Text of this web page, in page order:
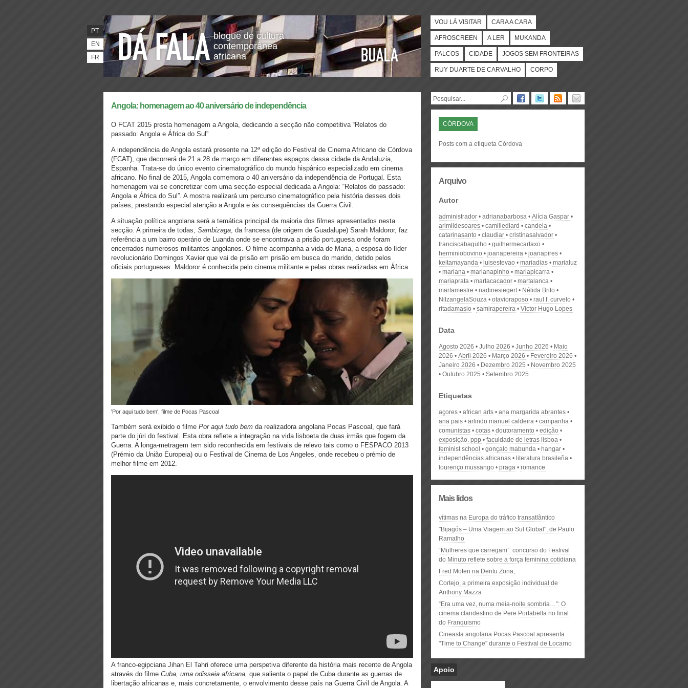
blogue de cultura
contemporânea
africana
PT
EN
FR
VOU LÁ VISITAR CARA A CARA
AFROSCREEN A LER MUKANDA
PALCOS CIDADE JOGOS SEM FRONTEIRAS
RUY DUARTE DE CARVALHO CORPO
Angola: homenagem ao 40 aniversário de independência
O FCAT 2015 presta homenagem a Angola, dedicando a secção não competitiva “Relatos do
passado: Angola e África do Sul”
A independência de Angola estará presente na 12ª edição do Festival de Cinema Africano de Córdova
(FCAT), que decorrerá de 21 a 28 de março em diferentes espaços dessa cidade da Andaluzia,
Espanha. Trata-se do único evento cinematográfico do mundo hispânico especializado em cinema
africano. No final de 2015, Angola comemora o 40 aniversário da independência de Portugal. Esta
homenagem vai se concretizar com uma secção especial dedicada a Angola: “Relatos do passado:
Angola e África do Sul”. A mostra realizará um percurso cinematográfico pela história desses dois
países, prestando especial atenção a Angola e às consequências da Guerra Civil.
A situação política angolana será a temática principal da maioria dos filmes apresentados nesta
secção. A primeira de todas, Sambizaga, da francesa (de origem de Guadalupe) Sarah Maldoror, faz
referência a um bairro operário de Luanda onde se encontrava a prisão portuguesa onde foram
encerrados numerosos militantes angolanos. O filme acompanha a vida de Maria, a esposa do líder
revolucionário Domingos Xavier que vai de prisão em prisão em busca do marido, detido pelos
oficiais portugueses. Maldoror é conhecida pelo cinema militante e pelas obras realizadas em África.
'Por aqui tudo bem', filme de Pocas Pascoal
Também será exibido o filme Por aqui tudo bem da realizadora angolana Pocas Pascoal, que fará
parte do júri do festival. Esta obra reflete a integração na vida lisboeta de duas irmãs que fogem da
Guerra. A longa-metragem tem sido reconhecida em festivais de relevo tais como o FESPACO 2013
(Prémio da União Europeia) ou o Festival de Cinema de Los Angeles, onde recebeu o prémio de
melhor filme em 2012.
A franco-egipciana Jihan El Tahri oferece uma perspetiva diferente da história mais recente de Angola
através do filme Cuba, uma odisseia africana, que salienta o papel de Cuba durante as guerras de
libertação africanas e, mais concretamente, o envolvimento desse país na Guerra Civil de Angola. A
CÓRDOVA
Posts com a etiqueta Córdova
Arquivo
Autor
administrador adrianabarbosa
Alícia Gaspar
arimildesoares
camillediard
candela
catarinasanto
claudiar
cristinasalvador
franciscabagulho
guilhermecartaxo
herminiobovino
joanapereira
joanapires
keitamayanda
luisestevao mariadias
marialuz
mariana
marianapinho
mariapicarra
mariaprata
martacacador
martalanca
martamestre
nadinesiegert
Nélida Brito
NilzangelaSouza
otavioraposo
raul f. curvelo
ritadamasio
samirapereira Victor Hugo Lopes
Data
Agosto 2026 Julho 2026 Junho 2026
Maio
2026
Abril 2026 Março 2026
Fevereiro 2026
Janeiro 2026
Dezembro 2025
Novembro 2025
Outubro 2025
Setembro 2025
Etiquetas
açores african arts
ana margarida abrantes
ana pais
arlindo manuel caldeira
campanha
comunistas
cotas doutoramento
edição
exposição. ppp
faculdade de letras lisboa
feminist school
gonçalo mabunda
hangar
independências africanas
literatura brasileña
lourenço mussango
praga romance
Mais lidos
vítimas na Europa do tráfico transatlântico
"Bijagós – Uma Viagem ao Sul Global", de Paulo
Ramalho
“Mulheres que carregam”: concurso do Festival
do Minuto reflete sobre a força feminina cotidiana
Fred Moten na Dentu Zona,
Cortejo, a primeira exposição individual de
Anthony Mazza
“Era uma vez, numa meia-noite sombria…”: O
cinema clandestino de Pere Portabella no final
do Franquismo
Cineasta angolana Pocas Pascoal apresenta
"Time to Change" durante o Festival de Locarno
Apoio